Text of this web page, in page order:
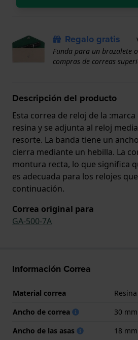
Regalo gratis
Funda para un brazalete
compras de correas
Descripción del producto
Esta correa de reloj de la :marca
resina y se adjunta al reloj
resorte. La banda tiene un
cierra mediante un hebilla. La
montura recta, lo que significa
es adecuada para los relojes
continuación.
Correa original para
GA-500-7A
Información Correa
Material correa
Resina
Ancho de correa
30 mm
Ancho de las asas
18 mm